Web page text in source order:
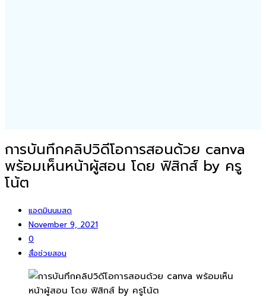
การบันทึกคลิปวิดีโอการสอนด้วย canva
พร้อมเห็นหน้าผู้สอน โดย ฟิสิกส์ by ครู
โน้ต
แอดมินนมสด
November 9, 2021
0
สื่อช่วยสอน